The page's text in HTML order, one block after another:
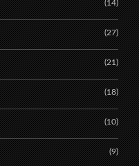
(14)
(27)
(21)
(18)
(10)
(9)